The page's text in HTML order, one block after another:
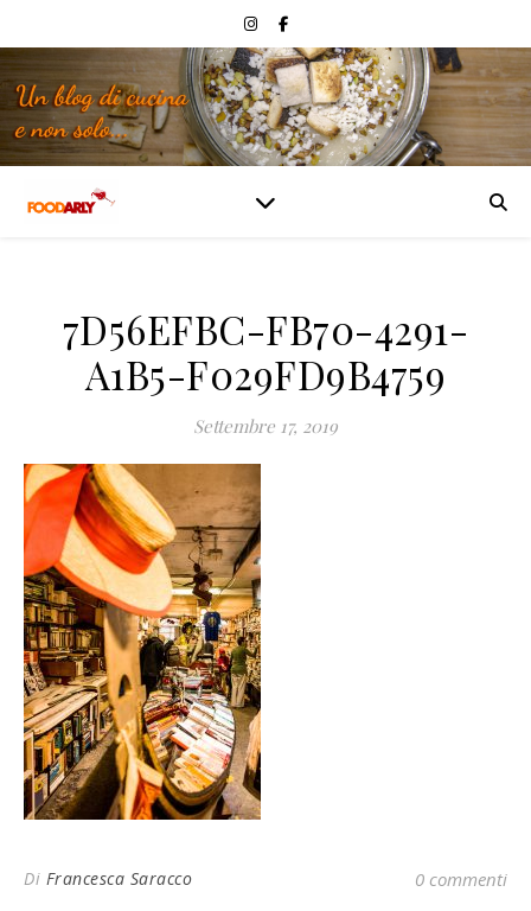
7D56EFBC-FB70-4291-
A1B5-F029FD9B4759
Settembre 17, 2019
Di Francesca Saracco 0 commenti